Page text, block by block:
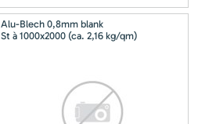
Alu-Blech 0,8mm blank
St à 1000x2000 (ca. 2,16 kg/qm)